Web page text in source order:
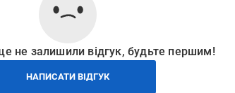
не залишили відгук, будьте першим!
НАПИСАТИ ВІДГУК